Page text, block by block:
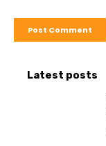
Latest posts